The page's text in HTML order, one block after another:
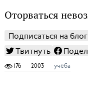
Оторваться
Подписаться на блог
Твитнуть
176 2003 учёба